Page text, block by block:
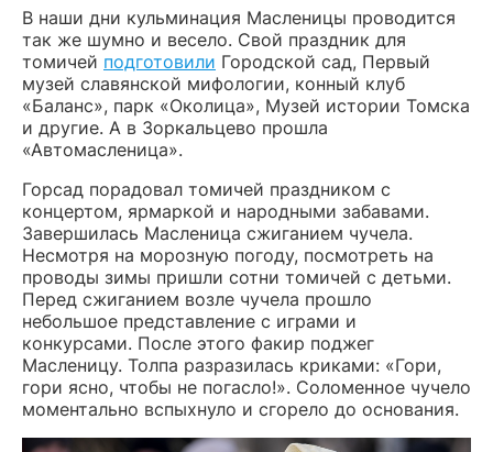
В наши дни кульминация Масленицы проводится
так же шумно и весело. Свой праздник для
томичей подготовили Городской сад, Первый
музей славянской мифологии, конный клуб
«Баланс», парк «Околица», Музей истории Томска
и другие. А в Зоркальцево прошла
«Автомасленица».
Горсад порадовал томичей праздником с
концертом, ярмаркой и народными забавами.
Завершилась Масленица сжиганием чучела.
Несмотря на морозную погоду, посмотреть на
проводы зимы пришли сотни томичей с детьми.
Перед сжиганием возле чучела прошло
небольшое представление с играми и
конкурсами. После этого факир поджег
Масленицу. Толпа разразилась криками: «Гори,
гори ясно, чтобы не погасло!». Соломенное чучело
моментально вспыхнуло и сгорело до основания.